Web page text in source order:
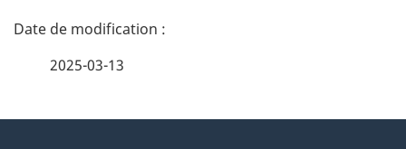
D
2025-03-13